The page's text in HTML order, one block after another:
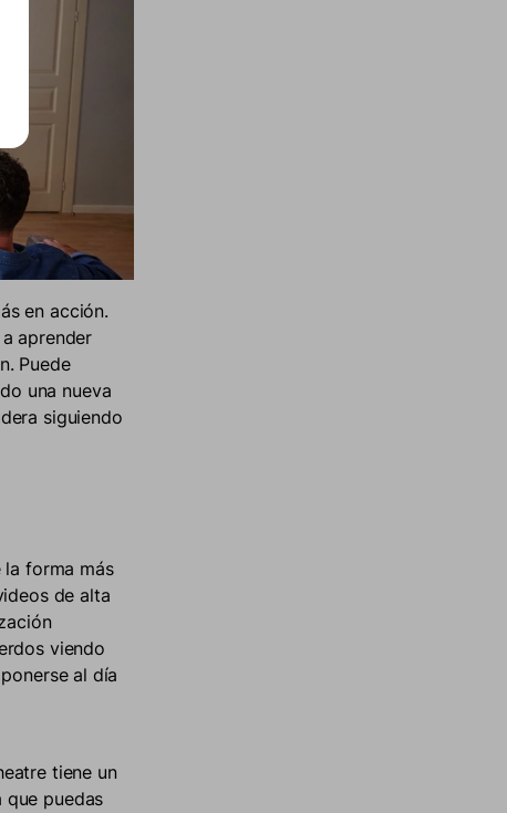
en acción.
aprender
Puede
una nueva
siguiendo
la forma más
de alta
viendo
al día
tiene un
que puedas